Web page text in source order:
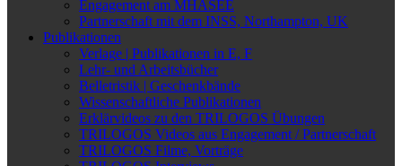
Engagement am MHASEE
Partnerschaft mit dem INSS, Northampton, UK
Publikationen
Verlage | Publikationen in E, F
Lehr- und Arbeitsbücher
Belletristik | Geschenkbände
Wissenschaftliche Publikationen
Erklärvideos zu den TRILOGOS Übungen
TRILOGOS Videos aus Engagement / Partnerschaft
TRILOGOS Filme, Vorträge